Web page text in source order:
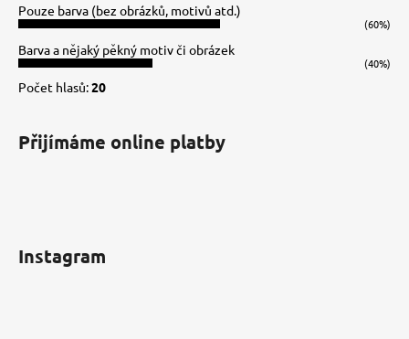
Pouze barva (bez obrázků, motivů atd.)
(60%)
Barva a nějaký pěkný motiv či obrázek
(40%)
Počet hlasů:20
Přijímáme online platby
Instagram